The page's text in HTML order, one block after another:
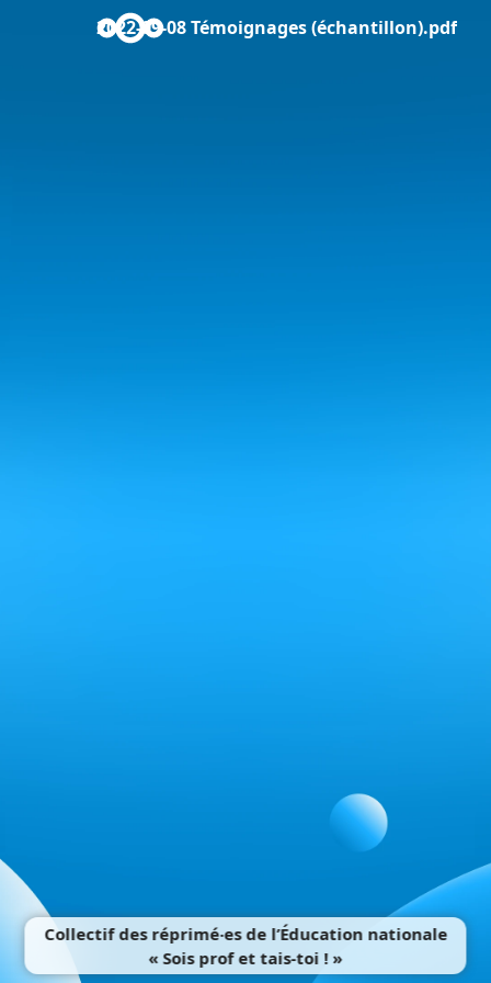
2022-09-08 Témoignages (échantillon).pdf
Collectif des réprimé‧es de l’Éducation nationale
« Sois prof et tais-toi ! »